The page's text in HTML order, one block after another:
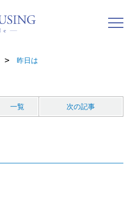
昨日は
一覧 次の記事